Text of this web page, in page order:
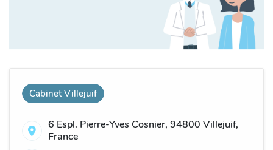
Cabinet Villejuif
6 Espl. Pierre-Yves Cosnier, 94800 Villejuif,
France